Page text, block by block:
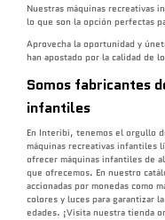
Nuestras máquinas recreativas
lo que son la opción perfectas
Aprovecha la oportunidad y
han apostado por la calidad de
Somos fabricantes
infantiles
En Interibi, tenemos el orgullo
máquinas recreativas infantiles
ofrecer máquinas infantiles de
que ofrecemos. En nuestro
accionadas por monedas como
colores y luces para garantizar
edades. ¡Visita nuestra tienda